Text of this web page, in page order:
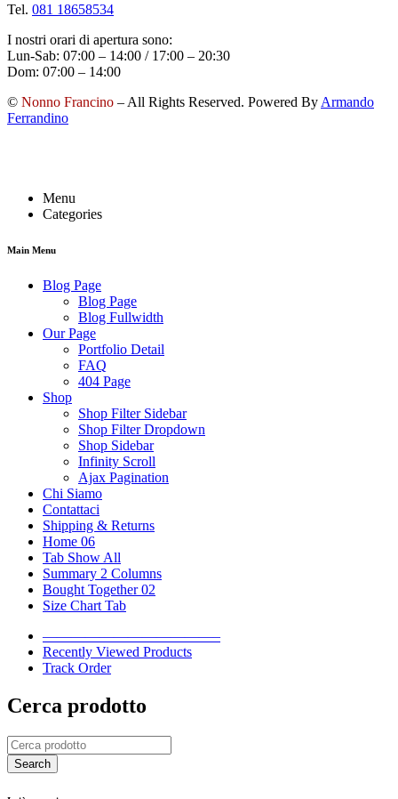
Tel. 081 18658534
I nostri orari di apertura sono:
Lun-Sab: 07:00 – 14:00 / 17:00 – 20:30
Dom: 07:00 – 14:00
© Nonno Francino – All Rights Reserved. Powered By Armando
Ferrandino
Menu
Categories
Main Menu
Blog Page
Blog Page
Blog Fullwidth
Our Page
Portfolio Detail
FAQ
404 Page
Shop
Shop Filter Sidebar
Shop Filter Dropdown
Shop Sidebar
Infinity Scroll
Ajax Pagination
Chi Siamo
Contattaci
Shipping & Returns
Home 06
Tab Show All
Summary 2 Columns
Bought Together 02
Size Chart Tab
————————————–
Recently Viewed Products
Track Order
Cerca prodotto